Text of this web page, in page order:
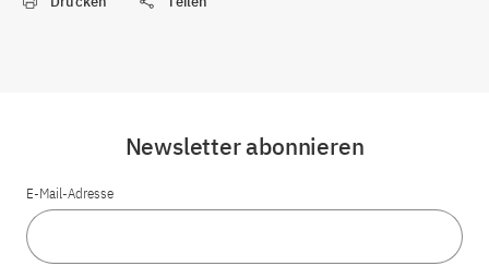
Newsletter abonnieren
E-Mail-Adresse